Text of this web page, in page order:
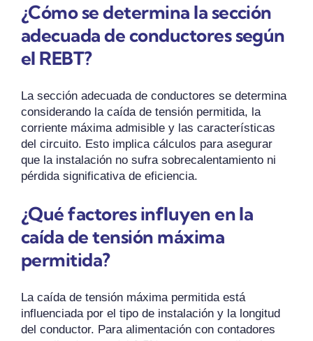
¿Cómo se determina la sección
adecuada de conductores según
el REBT?
La sección adecuada de conductores se determina
considerando la caída de tensión permitida, la
corriente máxima admisible y las características
del circuito. Esto implica cálculos para asegurar
que la instalación no sufra sobrecalentamiento ni
pérdida significativa de eficiencia.
¿Qué factores influyen en la
caída de tensión máxima
permitida?
La caída de tensión máxima permitida está
influenciada por el tipo de instalación y la longitud
del conductor. Para alimentación con contadores